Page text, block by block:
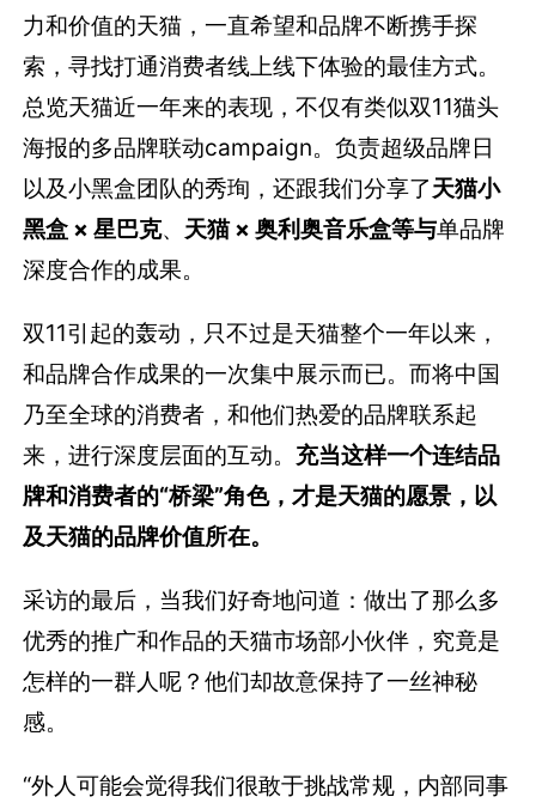
力和价值的天猫，一直希望和品牌不断携手探
索，寻找打通消费者线上线下体验的最佳方式。
总览天猫近一年来的表现，不仅有类似双11猫头
海报的多品牌联动campaign。负责超级品牌日
以及小黑盒团队的秀珣，还跟我们分享了天猫小
黑盒 × 星巴克、 天猫 × 奥利奥音乐盒等与单品牌
深度合作的成果。
双11引起的轰动，只不过是天猫整个一年以来，
和品牌合作成果的一次集中展示而已。而将中国
乃至全球的消费者，和他们热爱的品牌联系起
来，进行深度层面的互动。 充当这样一个连结品
牌和消费者的“桥梁”角色，才是天猫的愿景，以
及天猫的品牌价值所在。
采访的最后，当我们好奇地问道：做出了那么多
优秀的推广和作品的天猫市场部小伙伴，究竟是
怎样的一群人呢？他们却故意保持了一丝神秘
感。
“外人可能会觉得我们很敢于挑战常规，内部同事